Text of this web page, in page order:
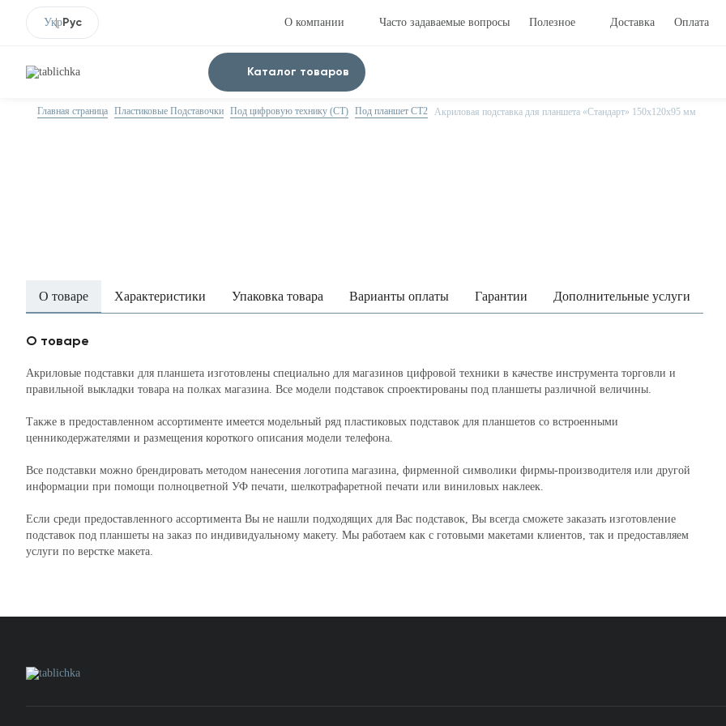
УкрРус О компании Часто задаваемые вопросы Полезное Доставка Оплата
Каталог товаров
Главная страница Пластиковые Подставочки Под цифровую технику (CT) Под планшет CT2 Акриловая подставка для планшета «Стандарт» 150х120х95 мм
О товаре Характеристики Упаковка товара Варианты оплаты Гарантии Дополнительные услуги
О товаре
Акриловые подставки для планшета изготовлены специально для магазинов цифровой техники в качестве инструмента торговли и
правильной выкладки товара на полках магазина. Все модели подставок спроектированы под планшеты различной величины.
Также в предоставленном ассортименте имеется модельный ряд пластиковых подставок для планшетов со встроенными
ценникодержателями и размещения короткого описания модели телефона.
Все подставки можно брендировать методом нанесения логотипа магазина, фирменной символики фирмы-производителя или другой
информации при помощи полноцветной УФ печати, шелкотрафаретной печати или виниловых наклеек.
Если среди предоставленного ассортимента Вы не нашли подходящих для Вас подставок, Вы всегда сможете заказать изготовление
подставок под планшеты на заказ по индивидуальному макету. Мы работаем как с готовыми макетами клиентов, так и предоставляем
услуги по верстке макета.